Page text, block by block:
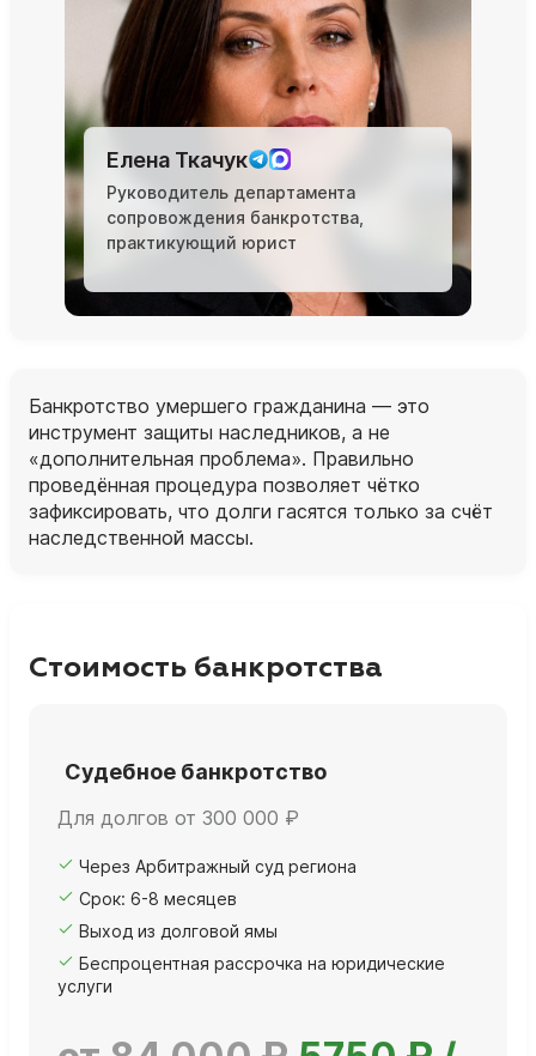
Елена Ткачук
Руководитель департамента
сопровождения банкротства,
практикующий юрист
Банкротство умершего гражданина — это
инструмент защиты наследников, а не
«дополнительная проблема». Правильно
проведённая процедура позволяет чётко
зафиксировать, что долги гасятся только за счёт
наследственной массы.
Стоимость банкротства
Судебное банкротство
Для долгов от 300 000 ₽
Через Арбитражный суд региона
Срок: 6-8 месяцев
Выход из долговой ямы
Беспроцентная рассрочка на юридические
услуги